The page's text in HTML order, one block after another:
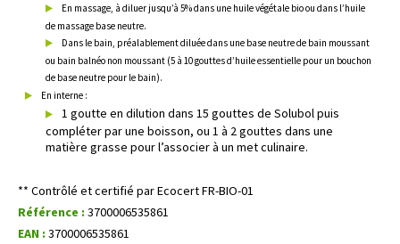
En massage, à diluer jusqu’à 5% dans une huile végétale bio ou dans l’huile
de massage base neutre.
Dans le bain, préalablement diluée dans une base neutre de bain moussant
ou bain balnéo non moussant (5 à 10 gouttes d’huile essentielle pour un bouchon
de base neutre pour le bain).
En interne :
1 goutte en dilution dans 15 gouttes de Solubol puis
compléter par une boisson, ou 1 à 2 gouttes dans une
matière grasse pour l’associer à un met culinaire.
** Contrôlé et certifié par Ecocert FR-BIO-01
Référence : 3700006535861
EAN : 3700006535861